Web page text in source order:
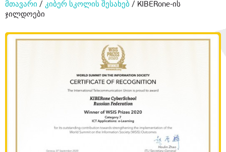
მთავარი / კიბერ სკოლის შესახებ / KIBERone-ის
ჯილდოები